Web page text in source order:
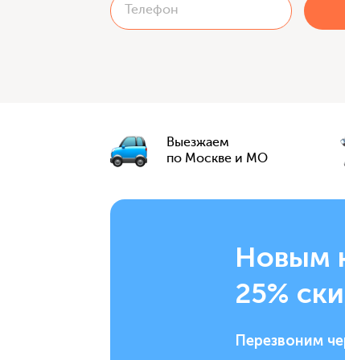
Выезжаем
по Москве и МО
Новым
25%
Перезвоним